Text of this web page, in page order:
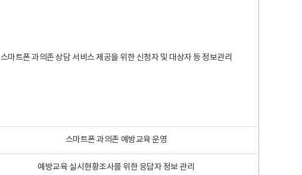
스마트폰 과의존 상담 서비스 제공을 위한 신청자 및 대상자 등 정보관리
스마트폰 과의존 예방교육 운영
예방교육 실시현황조사를 위한 응답자 정보 관리